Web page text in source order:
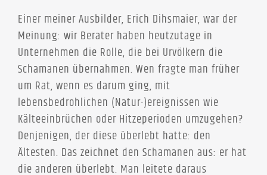
Einer meiner Ausbilder, Erich Dihsmaier, war der
Meinung: wir Berater haben heutzutage in
Unternehmen die Rolle, die bei Urvölkern die
Schamanen übernahmen. Wen fragte man früher
um Rat, wenn es darum ging, mit
lebensbedrohlichen (Natur-)ereignissen wie
Kälteeinbrüchen oder Hitzeperioden umzugehen?
Denjenigen, der diese überlebt hatte: den
Ältesten. Das zeichnet den Schamanen aus: er hat
die anderen überlebt. Man leitete daraus